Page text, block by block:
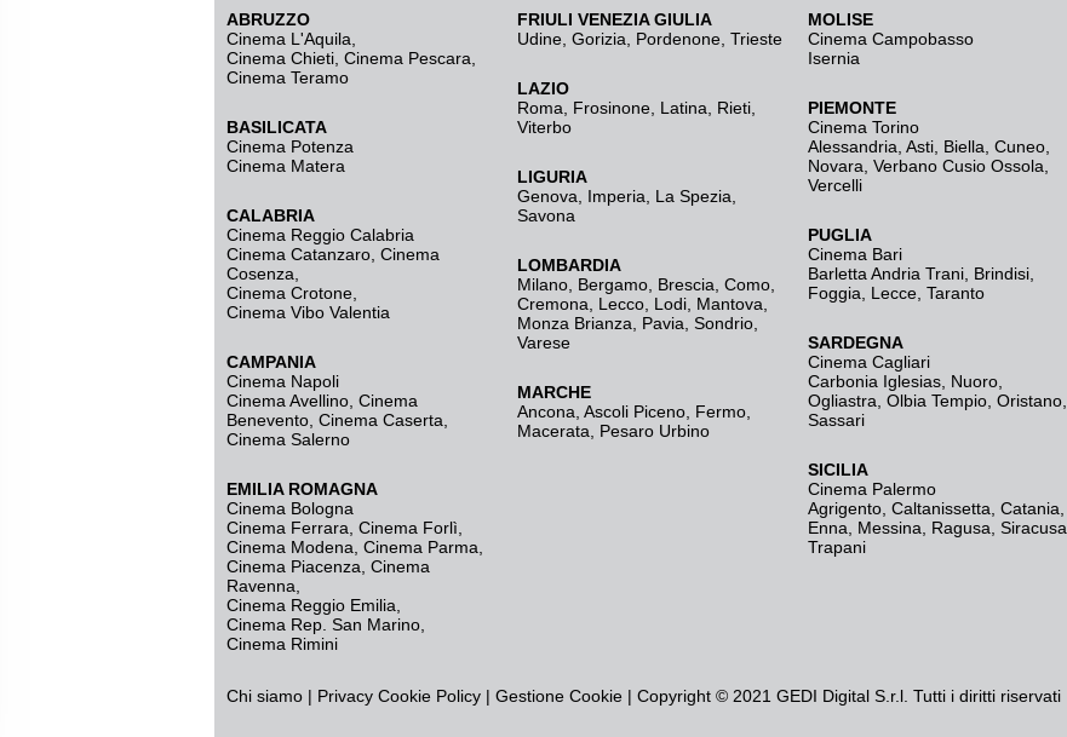
ABRUZZO
Cinema L'Aquila
Cinema Chieti, Cinema Pescara,
Cinema Teramo
BASILICATA
Cinema Potenza
Cinema Matera
CALABRIA
Cinema Reggio Calabria
Cinema Catanzaro Cinema
Cosenza
Cinema Crotone
Cinema Vibo Valentia
CAMPANIA
Cinema Napoli
Cinema Avellino Cinema
Benevento Cinema Caserta
Cinema Salerno
EMILIA ROMAGNA
Cinema Bologna
Cinema Ferrara Cinema Forlì
Cinema Modena Cinema Parma
Cinema Piacenza Cinema
Ravenna
Cinema Reggio Emilia
Cinema Rep. San Marino
Cinema Rimini
FRIULI VENEZIA GIULIA
Udine Gorizia Pordenone Trieste
LAZIO
Roma
Frosinone Latina Rieti
Viterbo
LIGURIA
Genova
Imperia La Spezia
Savona
LOMBARDIA
Milano Bergamo Brescia, Como
Cremona
Lecco Lodi Mantova
Monza Brianza
Pavia Sondrio
Varese
MARCHE
Ancona Ascoli Piceno Fermo
Macerata
Pesaro Urbino
MOLISE
Cinema Campobasso
Isernia
PIEMONTE
Cinema Torino
Alessandria Asti Biella Cuneo
Novara Verbano Cusio Ossola
Vercelli
PUGLIA
Cinema Bari
Barletta Andria Trani Brindisi
Foggia
Lecce Taranto
SARDEGNA
Cinema Cagliari
Carbonia Iglesias Nuoro
Ogliastra Olbia Tempio Oristano
Sassari
SICILIA
Cinema Palermo
Agrigento Caltanissetta Catania
Enna
Messina Ragusa Siracusa
Trapani
Chi siamo | Privacy Cookie Policy | Gestione Cookie | Copyright © 2021 GEDI Digital S.r.l. Tutti i diritti riservati